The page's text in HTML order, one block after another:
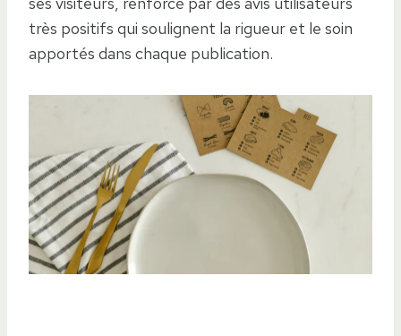
très positifs qui soulignent la rigueur et le soin
apportés dans chaque publication.